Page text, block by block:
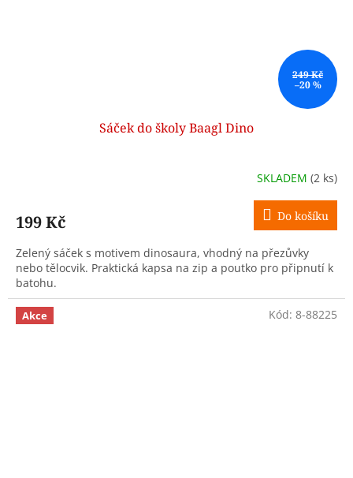
249 Kč
–20 %
Sáček do školy Baagl Dino
SKLADEM (2 ks)
199 Kč Do košíku
Zelený sáček s motivem dinosaura, vhodný na přezůvky
nebo tělocvik. Praktická kapsa na zip a poutko pro připnutí k
batohu.
Akce Kód: 8-88225